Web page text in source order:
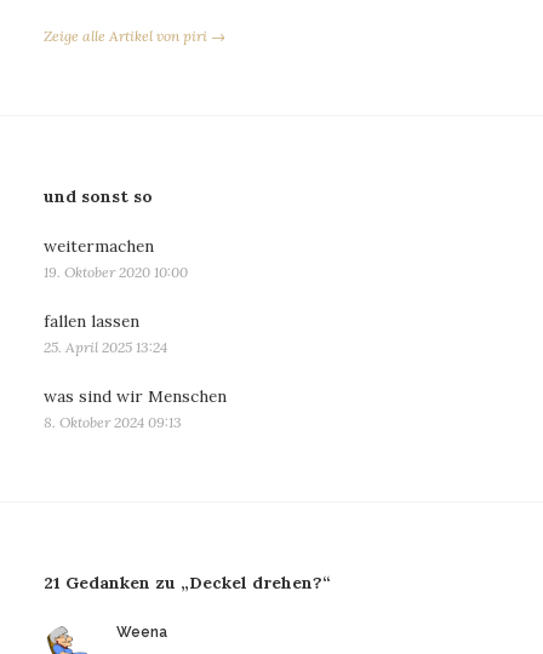
Zeige alle Artikel von piri →
und sonst so
weitermachen
19. Oktober 2020 10:00
fallen lassen
25. April 2025 13:24
was sind wir Menschen
8. Oktober 2024 09:13
21 Gedanken zu „Deckel drehen?“
Weena